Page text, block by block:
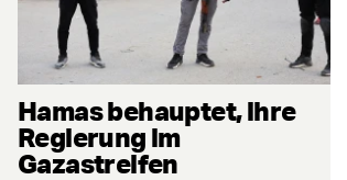
Hamas behauptet, ihre
Regierung im
Gazastreifen